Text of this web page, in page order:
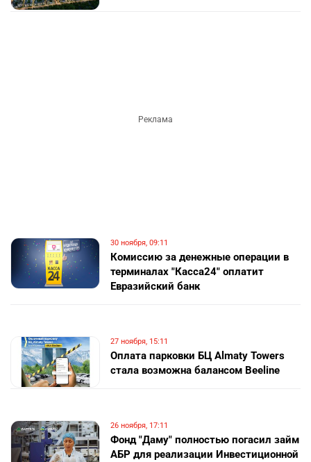
30 ноября, 09:11
Комиссию за денежные операции в
терминалах "Касса24" оплатит
Евразийский банк
27 ноября, 15:11
Оплата парковки БЦ Almaty Towers
стала возможна балансом Beeline
26 ноября, 17:11
Фонд "Даму" полностью погасил займ
АБР для реализации Инвестиционной